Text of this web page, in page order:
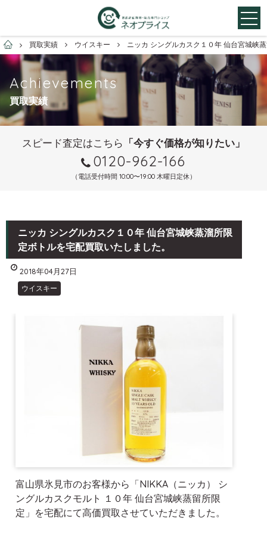
お酒買取専門店ネオプライス
買取実績 ウイスキー ニッカ シングルカスク１０年 仙台宮城峡
Achievements
買取実績
スピード査定はこちら 「今すぐ価格が知りたい」
0120-962-166
（電話受付時間 10:00〜19:00 木曜日定休）
ニッカ シングルカスク１０年 仙台宮城峡蒸溜所限
定ボトルを宅配買取いたしました。
2018年04月27日
ウイスキー
富山県氷見市のお客様から「NIKKA（ニッカ） シ
ングルカスクモルト １０年 仙台宮城峡蒸留所限
定」を宅配にて高価買取させていただきました。